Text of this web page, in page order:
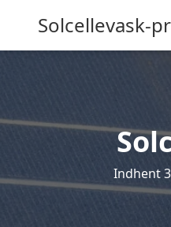
Solcellevask-
Indhent